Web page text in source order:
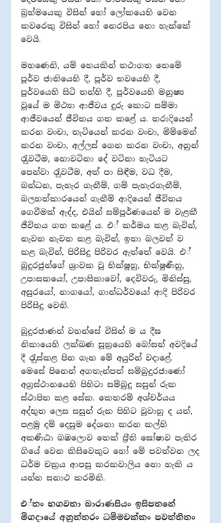
බ‍්‍රහ්මයෙකු විසින් හෝ ලෝකයෙහි වෙන
කවරෙකු විසින් හෝ නෙරපිය නො හැක්කේ
වෙයි.
මහණෙනි, යම් හෙයකින් තථාගත තෙමේ
පූර්ව ජාතියෙහි දී, පූර්ව භවයෙහි දී,
පූර්වයෙහි සිටි තන්හි දී, පූර්වයෙහි මනුෂ්‍ය
වූයේ ම මිථ්‍යා ආජීවය දුරු කොට සම්මා
ආජීවයෙන් ජීවිතය ගත කළේ ය. තරාදියෙන්
කරන වංචා, තැටියෙන් කරන වංචා, මිම්මෙන්
කරන වංචා, අල්ලස් ගෙන කරන වංචා, අනුන්
රැුවටීම, නොවටිනා දේ වටිනා හැටියට
පෙන්වා රැුවටීම, අත් පා සිඳීම, වධ දීම,
බන්ධන, පැහැර ගැනීම්, ගම් පැහැරගැනීම්,
බලහත්කාරයෙන් ගැනීම් ආදියෙන් ජීවිතය
ගෙවීමක් ඇද්ද, එයින් සම්පූර්ණයෙන් ම වැළකී
ජීවිතය ගත කළේ ය. එ් කර්මය කළ බැවින්,
නැවත නැවත කළ බැවින්, ඉතා බලවත් ව
කළ බැවින්, පිරිසිදු පිරිවර ඇත්තේ වෙයි. එ්
බුදුරජුන්ගේ ශ‍්‍රාවක වූ භික්ෂූහු, භික්ෂුණීහු,
උපාසකයෝ, උපාසිකාවෝ, දෙවිවරු, මිනිස්සු,
අසුරයෝ, නාගයෝ, ගාන්ධර්වයෝ ආදි පිරිවර
පිරිසිදු වෙති.
බුදුරජාණන් වහන්සේ විසින් ම ය දීඝ
නිකායෙහි ලක්ඛණ සූත‍්‍රයෙහි බෝසත් අවදියේ
දී රැුස්කළ පින ගැන මේ අයුරින් වදාළේ.
මෙසේ පිනෙන් අගතැන්පත් සම්බුදුරජාණෝ
අග‍්‍රස්ථානයෙහි පිහිටා සම්බුදු සසුන් රුක
ස්ථාපිත කළ සේක. කෙතරම් අශ්චර්යය
අද්භූත ලෙස සසුන් රුක පිහිට වූවාහු ද යත්,
පළමු දම් දෙසුම දේශනා කරන කල්හි
අකණිඨා බඹලොව තෙක් ප‍්‍රීති ඝෝෂාව පැතිර
ගියේ වෙන කිසිවෙකුට හෝ මේ පවත්වන ලද
ධර්ම චක‍්‍රය ආපසු කරකවාලිය නො හැකි ය
යන්න සනාථ කරමිනි.
එ්තං භගවතා බාරාණසියං ඉසිපතනේ
මිගදායේ අනුත්තරං ධම්මචක්කං පවත්තිතං